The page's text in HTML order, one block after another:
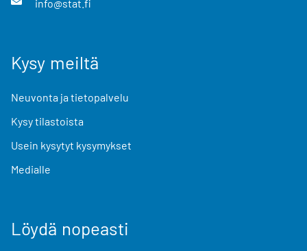
info@stat.fi
Kysy meiltä
Neuvonta ja tietopalvelu
Kysy tilastoista
Usein kysytyt kysymykset
Medialle
Löydä nopeasti